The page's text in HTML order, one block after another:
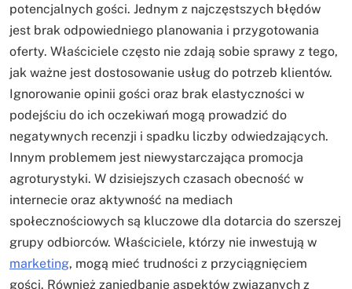
potencjalnych gości. Jednym z najczęstszych błędów
jest brak odpowiedniego planowania i przygotowania
oferty. Właściciele często nie zdają sobie sprawy z tego,
jak ważne jest dostosowanie usług do potrzeb klientów.
Ignorowanie opinii gości oraz brak elastyczności w
podejściu do ich oczekiwań mogą prowadzić do
negatywnych recenzji i spadku liczby odwiedzających.
Innym problemem jest niewystarczająca promocja
agroturystyki. W dzisiejszych czasach obecność w
internecie oraz aktywność na mediach
społecznościowych są kluczowe dla dotarcia do szerszej
grupy odbiorców. Właściciele, którzy nie inwestują w
marketing, mogą mieć trudności z przyciągnięciem
gości. Również zaniedbanie aspektów związanych z